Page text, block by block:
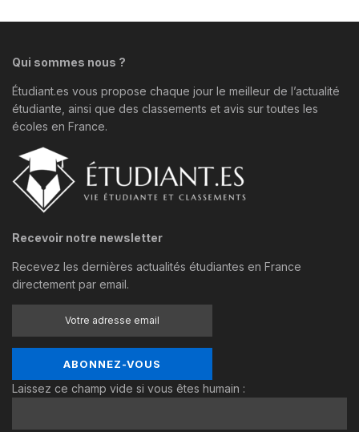
Qui sommes nous ?
Étudiant.es vous propose chaque jour le meilleur de l’actualité
étudiante, ainsi que des classements et avis sur toutes les
écoles en France.
Recevoir notre newsletter
Recevez les dernières actualités étudiantes en France
directement par email.
Laissez ce champ vide si vous êtes humain :